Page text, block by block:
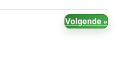
Volgende»